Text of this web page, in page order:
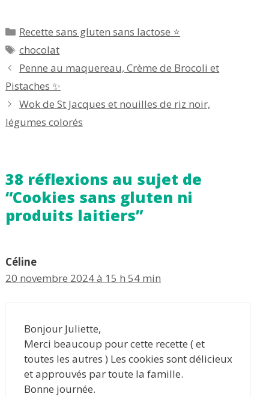
Catégories
Recette sans gluten sans lactose ⭐
Étiquettes
chocolat
Penne au maquereau, Crème de Brocoli et
Pistaches ✨
Wok de St Jacques et nouilles de riz noir,
légumes colorés
38 réflexions au sujet de
“Cookies sans gluten ni
produits laitiers”
Céline
20 novembre 2024 à 15 h 54 min
Bonjour Juliette,
Merci beaucoup pour cette recette ( et
toutes les autres ) Les cookies sont délicieux
et approuvés par toute la famille.
Bonne journée.